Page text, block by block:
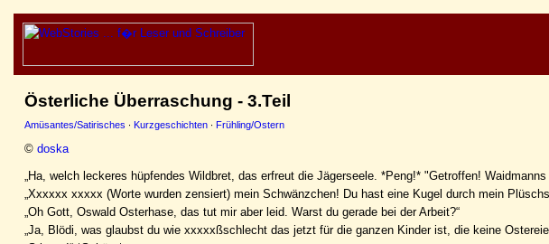
Österliche Überraschung - 3.Teil
Amüsantes/Satirisches · Kurzgeschichten · Frühling/Ostern
© doska
„Ha, welch leckeres hüpfendes Wildbret, das erfreut die Jägerseele. *Peng!* "Getroffen!
„Xxxxxx xxxxx (Worte wurden zensiert) mein Schwänzchen! Du hast eine Kugel durch mein
„Oh Gott, Oswald Osterhase, das tut mir aber leid. Warst du gerade bei der Arbeit?“
„Ja, Blödi, was glaubst du wie xxxxxßschlecht das jetzt für die ganzen Kinder ist, die keine